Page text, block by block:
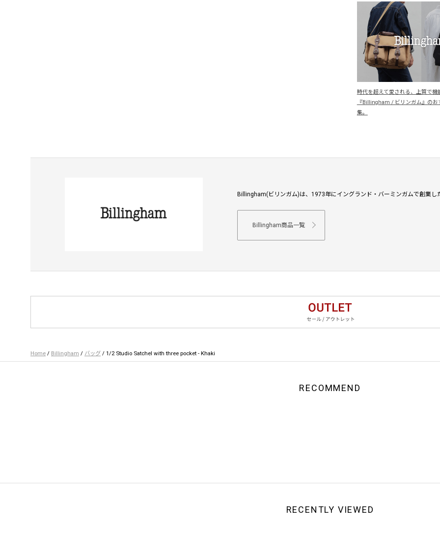
時代を超えて愛される、上質で機
『Billingham / ビリンガム』のお
集。
Billingham(ビリンガム)は、1973年にイングランド・バーミンガムで創業し
Billingham商品一覧
Home / Billingham / バッグ / 1/2 Studio Satchel with three pocket - Khaki
RECOMMEND
RECENTLY VIEWED